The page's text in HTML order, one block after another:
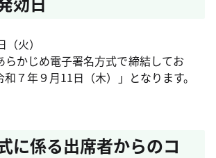
火）
らかじめ電子署名方式で締結してお
７年９月11日（木）」となります。
に係る出席者からのコ